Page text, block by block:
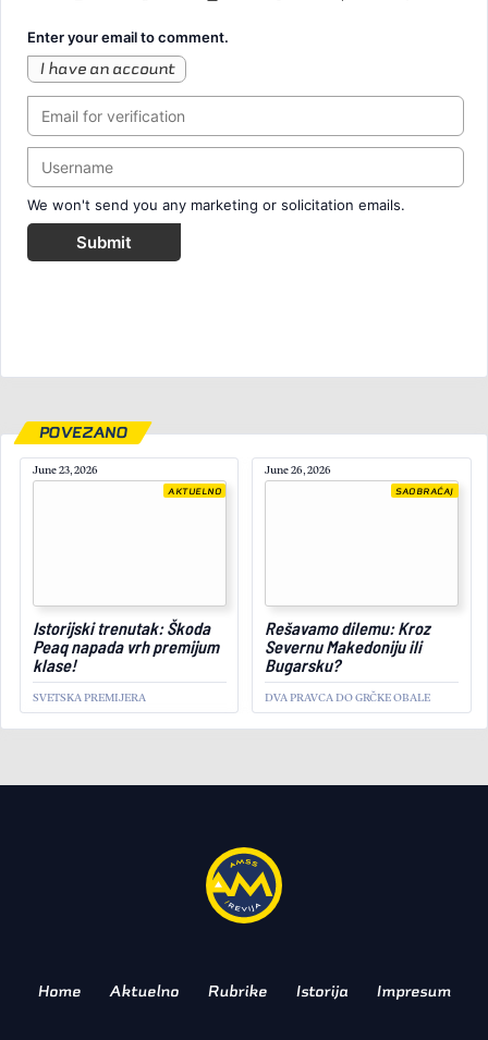
Enter your email to comment.
I have an account
We won't send you any marketing or solicitation emails.
Submit
POVEZANO
June 23, 2026
Istorijski trenutak: Škoda
Peaq napada vrh premijum
klase!
SVETSKA PREMIJERA
AKTUELNO
June 26, 2026
Rešavamo dilemu: Kroz
Severnu Makedoniju ili
Bugarsku?
DVA PRAVCA DO GRČKE OBALE
SAOBRAĆAJ
November 26, 2025
poslednja prilika da kupite
Home Aktuelno Rubrike Istorija Impresum